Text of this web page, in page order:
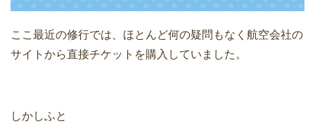
ここ最近の修行では、ほとんど何の疑問もなく航空会社の
サイトから直接チケットを購入していました。
しかしふと